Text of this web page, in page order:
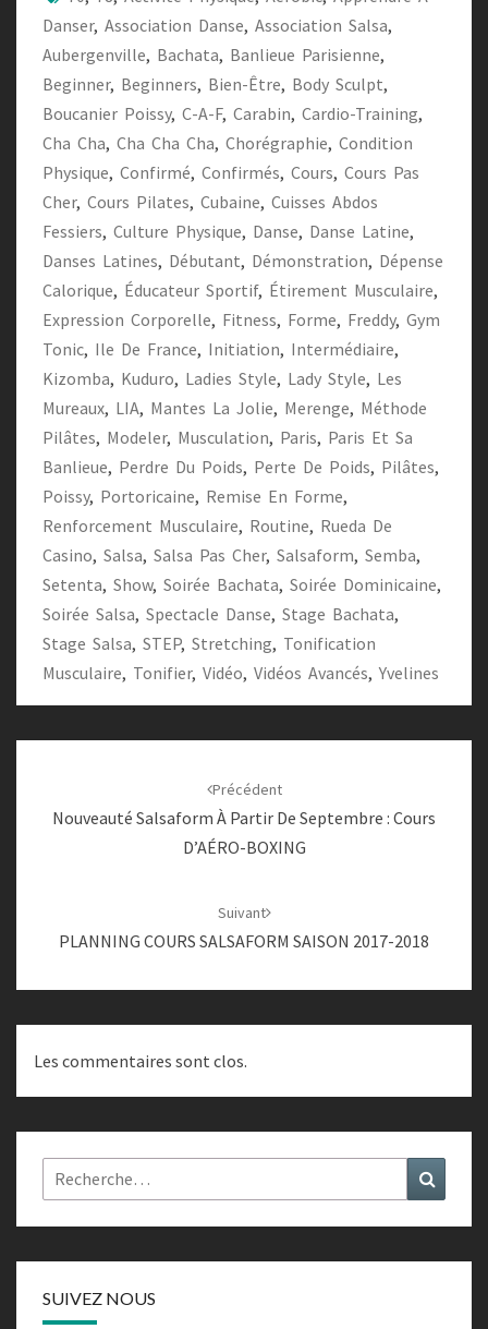
Danser, Association Danse, Association Salsa,
Aubergenville, Bachata, Banlieue Parisienne,
Beginner, Beginners, Bien-Être, Body Sculpt,
Boucanier Poissy, C-A-F, Carabin, Cardio-Training,
Cha Cha, Cha Cha Cha, Chorégraphie, Condition
Physique, Confirmé, Confirmés, Cours, Cours Pas
Cher, Cours Pilates, Cubaine, Cuisses Abdos
Fessiers, Culture Physique, Danse, Danse Latine,
Danses Latines, Débutant, Démonstration, Dépense
Calorique, Éducateur Sportif, Étirement Musculaire,
Expression Corporelle, Fitness, Forme, Freddy, Gym
Tonic, Ile De France, Initiation, Intermédiaire,
Kizomba, Kuduro, Ladies Style, Lady Style, Les
Mureaux, LIA, Mantes La Jolie, Merenge, Méthode
Pilâtes, Modeler, Musculation, Paris, Paris Et Sa
Banlieue, Perdre Du Poids, Perte De Poids, Pilâtes,
Poissy, Portoricaine, Remise En Forme,
Renforcement Musculaire, Routine, Rueda De
Casino, Salsa, Salsa Pas Cher, Salsaform, Semba,
Setenta, Show, Soirée Bachata, Soirée Dominicaine,
Soirée Salsa, Spectacle Danse, Stage Bachata,
Stage Salsa, STEP, Stretching, Tonification
Musculaire, Tonifier, Vidéo, Vidéos Avancés,Yvelines
Précédent
Nouveauté Salsaform À Partir De Septembre : Cours
D’AÉRO-BOXING
Suivant
PLANNING COURS SALSAFORM SAISON 2017-2018
Les commentaires sont clos.
Rechercher :
SUIVEZ NOUS